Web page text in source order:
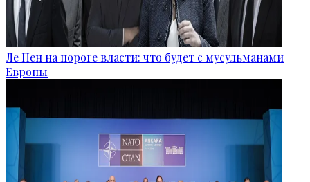
Ле Пен на пороге власти: что будет с мусульманами
Европы